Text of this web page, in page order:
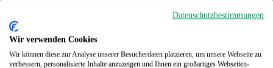
Datenschutzbestimmungen
Wir verwenden Cookies
Wir können diese zur Analyse unserer Besucherdaten platzieren, um unsere Webseite zu
verbessern, personalisierte Inhalte anzuzeigen und Ihnen ein großartiges Webseiten-